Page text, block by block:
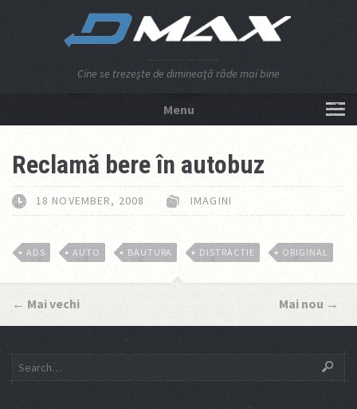
Cine se trezeşte de dimineaţă râde mai bine
Menu
Reclamă bere în autobuz
18 NOVEMBER, 2008 IMAGINI
ADS AUTO BAUTURA DISTRACTIE ORIGINAL
← Mai vechi Mai nou →